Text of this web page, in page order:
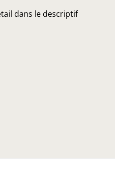
dans le descriptif